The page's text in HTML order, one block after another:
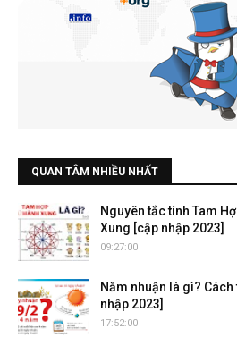
QUAN TÂM NHIỀU NHẤT
Nguyên tắc tính Tam
Xung [cập nhập 2023]
09:27:00
Năm nhuận là gì?
nhập 2023]
17:52:00